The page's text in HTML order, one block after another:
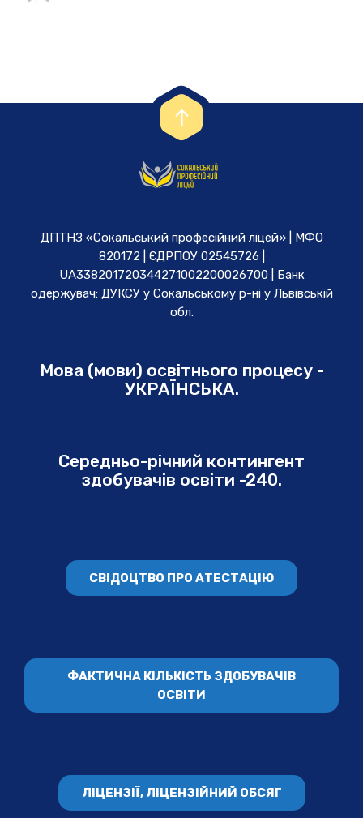
ДПТНЗ «Сокальський професійний ліцей» | МФО
820172 | ЄДРПОУ 02545726 |
UA338201720344271002200026700 | Банк
одержувач: ДУКСУ у Cокальському р-ні у Львівській
обл.
Мова (мови) освітнього процесу -
УКРАЇНСЬКА.
Середньо-річний контингент
здобувачів освіти -240.
СВІДОЦТВО ПРО АТЕСТАЦІЮ
ФАКТИЧНА КІЛЬКІСТЬ ЗДОБУВАЧІВ
ОСВІТИ
ЛІЦЕНЗІЇ, ЛІЦЕНЗІЙНИЙ ОБСЯГ